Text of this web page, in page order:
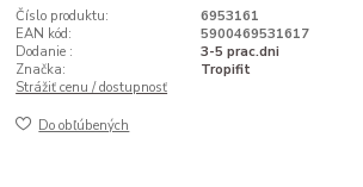
Číslo produktu:
6953161
EAN kód:
5900469531617
Dodanie :
3-5 prac.dni
Značka:
Tropifit
Strážiť cenu / dostupnosť
Do obľúbených